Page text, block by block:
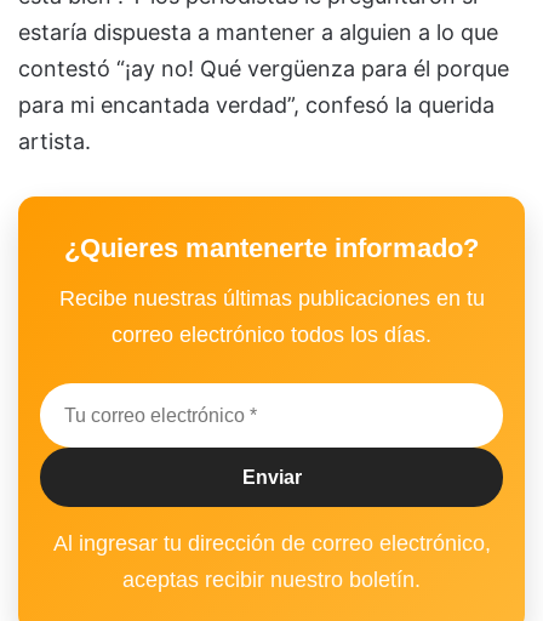
estaría dispuesta a mantener a alguien a lo que
contestó “¡ay no! Qué vergüenza para él porque
para mi encantada verdad”, confesó la querida
artista.
¿Quieres mantenerte informado?
Recibe nuestras últimas publicaciones en tu
correo electrónico todos los días.
Al ingresar tu dirección de correo electrónico,
aceptas recibir nuestro boletín.